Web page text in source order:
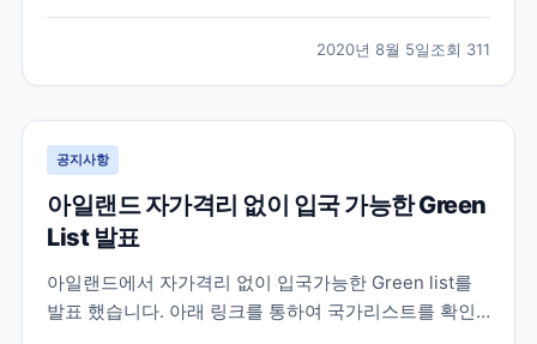
one-more-month-of-travel-restrictions-
0715202.html...
2020년 8월 5일조회 311
공지사항
아일랜드 자가격리 없이 입국 가능한 Green
List 발표
아일랜드에서 자가격리 없이 입국가능한 Green list를
발표 했습니다. 아래 링크를 통하여 국가리스트를 확인